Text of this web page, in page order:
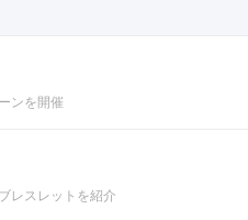
ンを開催
レスレットを紹介